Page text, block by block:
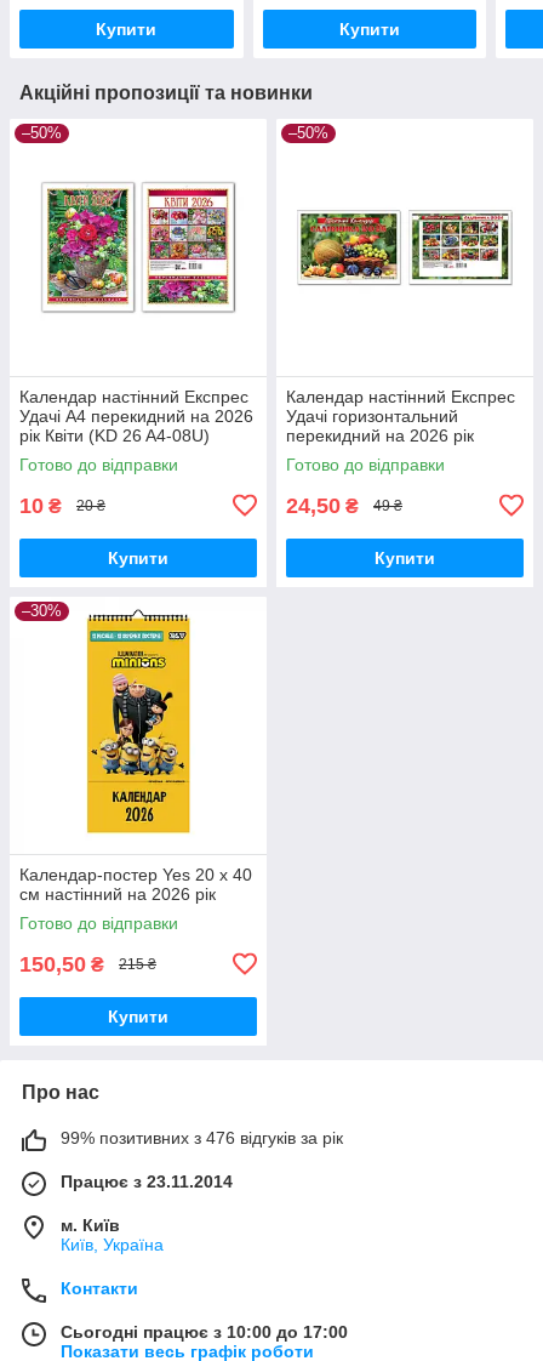
Купити Купити
Акційні пропозиції та новинки
–50%
Календар настінний Експрес
Удачі А4 перекидний на 2026
рік Квіти (KD 26 A4-08U)
Готово до відправки
10 ₴ 20 ₴
Купити
–50%
Календар настінний Експрес
Удачі горизонтальний
перекидний на 2026 рік
Місячний садівника (KD26-
G05U)
Готово до відправки
24,50 ₴ 49 ₴
Купити
–30%
Календар-постер Yes 20 х 40
см настінний на 2026 рік
Готово до відправки
150,50 ₴ 215 ₴
Купити
Про нас
99% позитивних з 476 відгуків за рік
Працює з 23.11.2014
м. Київ
Київ, Україна
Контакти
Сьогодні працює з 10:00 до 17:00
Показати весь графік роботи